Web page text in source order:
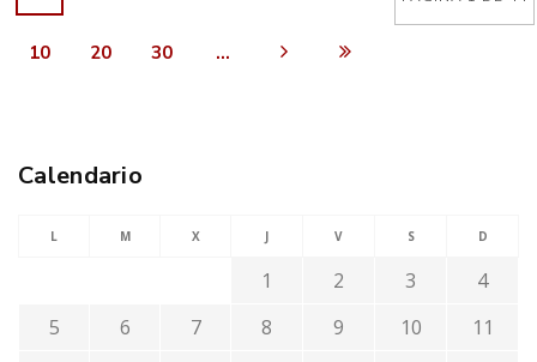
10 20 30 ...
Calendario
L M X J V S D
1 2 3
4
5
6 7 8 9 10
11